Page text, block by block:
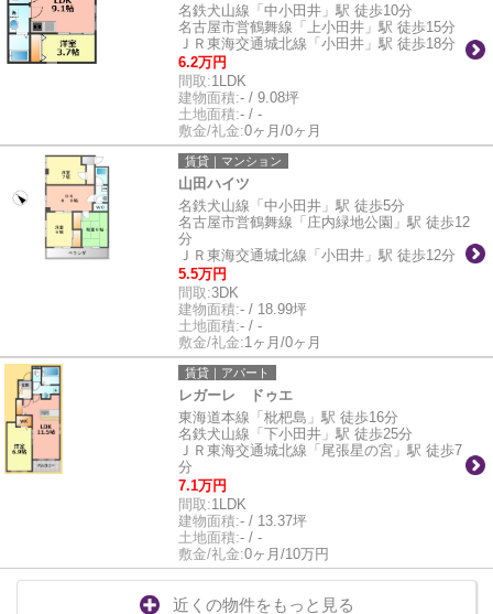
名鉄犬山線「中小田井」駅 徒歩10分
名古屋市営鶴舞線「上小田井」駅 徒歩15分
ＪＲ東海交通城北線「小田井」駅 徒歩18分
6.2万円
間取:1LDK
建物面積:- / 9.08坪
土地面積:- / -
敷金/礼金:0ヶ月/0ヶ月
賃貸｜マンション
山田ハイツ
名鉄犬山線「中小田井」駅 徒歩5分
名古屋市営鶴舞線「庄内緑地公園」駅 徒歩12
分
ＪＲ東海交通城北線「小田井」駅 徒歩12分
5.5万円
間取:3DK
建物面積:- / 18.99坪
土地面積:- / -
敷金/礼金:1ヶ月/0ヶ月
賃貸｜アパート
レガーレ ドゥエ
東海道本線「枇杷島」駅 徒歩16分
名鉄犬山線「下小田井」駅 徒歩25分
ＪＲ東海交通城北線「尾張星の宮」駅 徒歩7
分
7.1万円
間取:1LDK
建物面積:- / 13.37坪
土地面積:- / -
敷金/礼金:0ヶ月/10万円
近くの物件をもっと見る